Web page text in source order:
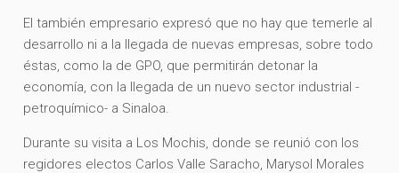
El también empresario expresó que no hay que temerle al
desarrollo ni a la llegada de nuevas empresas, sobre todo
éstas, como la de GPO, que permitirán detonar la
economía, con la llegada de un nuevo sector industrial -
petroquímico- a Sinaloa.
Durante su visita a Los Mochis, donde se reunió con los
regidores electos Carlos Valle Saracho, Marysol Morales